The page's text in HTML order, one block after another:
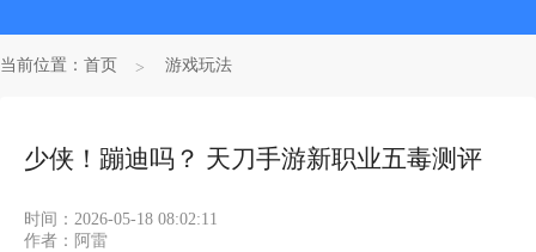
当前位置： 首页 游戏玩法
少侠！蹦迪吗？ 天刀手游新职业五毒测评
时间：2026-05-18 08:02:11
作者：阿雷